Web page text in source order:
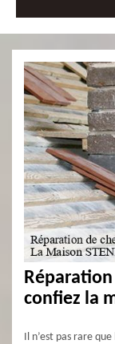
confiez la
Il n’est pas rare